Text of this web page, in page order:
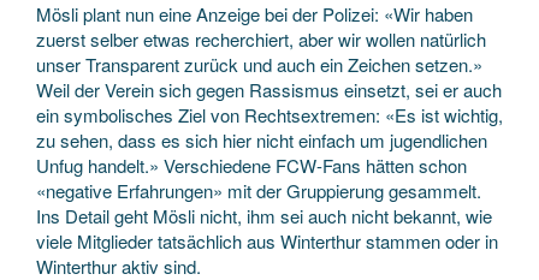
Mösli plant nun eine Anzeige bei der Polizei: «Wir haben
zuerst selber etwas recherchiert, aber wir wollen natürlich
unser Transparent zurück und auch ein Zeichen setzen.»
Weil der Verein sich gegen Rassismus einsetzt, sei er auch
ein symbolisches Ziel von Rechtsextremen: «Es ist wichtig,
zu sehen, dass es sich hier nicht einfach um jugendlichen
Unfug handelt.» Verschiedene FCW-Fans hätten schon
«negative Erfahrungen» mit der Gruppierung gesammelt.
Ins Detail geht Mösli nicht, ihm sei auch nicht bekannt, wie
viele Mitglieder tatsächlich aus Winterthur stammen oder in
Winterthur aktiv sind.